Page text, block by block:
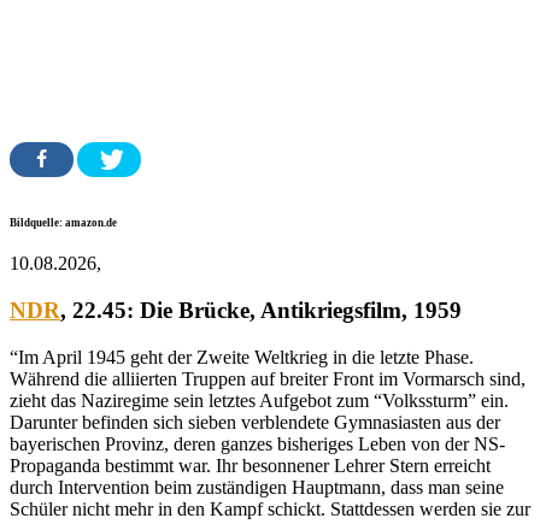
Bildquelle: amazon.de
10.08.2026,
NDR, 22.45: Die Brücke, Antikriegsfilm, 1959
“Im April 1945 geht der Zweite Weltkrieg in die letzte Phase.
Während die alliierten Truppen auf breiter Front im Vormarsch sind,
zieht das Naziregime sein letztes Aufgebot zum “Volkssturm” ein.
Darunter befinden sich sieben verblendete Gymnasiasten aus der
bayerischen Provinz, deren ganzes bisheriges Leben von der NS-
Propaganda bestimmt war. Ihr besonnener Lehrer Stern erreicht
durch Intervention beim zuständigen Hauptmann, dass man seine
Schüler nicht mehr in den Kampf schickt. Stattdessen werden sie zur